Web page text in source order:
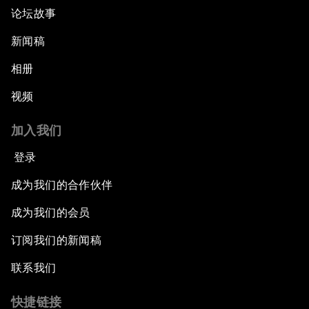
论坛故事
新闻稿
相册
视频
加入我们
登录
成为我们的合作伙伴
成为我们的会员
订阅我们的新闻稿
联系我们
快捷链接